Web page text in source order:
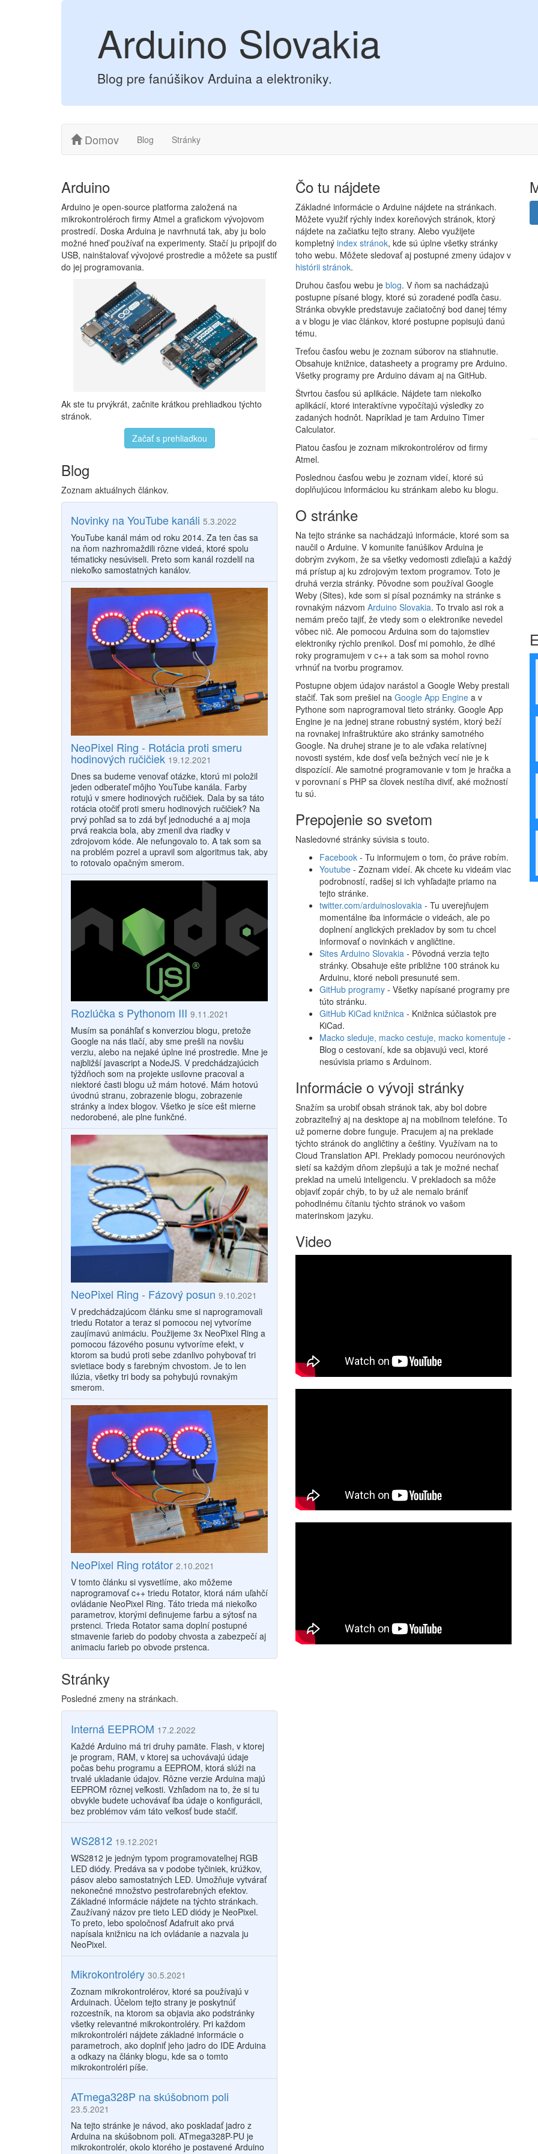
Arduino Slovakia
Blog pre fanúšikov Arduina a elektroniky.
Domov Blog Stránky
Arduino
Arduino je open-source platforma založená na
mikrokontroléroch firmy Atmel a grafickom vývojovom
prostredí. Doska Arduina je navrhnutá tak, aby ju bolo
možné hneď používať na experimenty. Stačí ju pripojiť do
USB, nainštalovať vývojové prostredie a môžete sa pustiť
do jej programovania.
Ak ste tu prvýkrát, začnite krátkou prehliadkou týchto
stránok.
Začať s prehliadkou
Blog
Zoznam aktuálnych článkov.
Novinky na YouTube kanáli 5.3.2022
YouTube kanál mám od roku 2014. Za ten čas sa
na ňom nazhromaždili rôzne videá, ktoré spolu
tématicky nesúviseli. Preto som kanál rozdelil na
niekoľko samostatných kanálov.
NeoPixel Ring - Rotácia proti smeru
hodinových ručičiek 19.12.2021
Dnes sa budeme venovať otázke, ktorú mi položil
jeden odberateľ môjho YouTube kanála. Farby
rotujú v smere hodinových ručičiek. Dala by sa táto
rotácia otočiť proti smeru hodinových ručičiek? Na
prvý pohľad sa to zdá byť jednoduché a aj moja
prvá reakcia bola, aby zmenil dva riadky v
zdrojovom kóde. Ale nefungovalo to. A tak som sa
na problém pozrel a upravil som algoritmus tak, aby
to rotovalo opačným smerom.
Rozlúčka s Pythonom III 9.11.2021
Musím sa ponáhľať s konverziou blogu, pretože
Google na nás tlačí, aby sme prešli na novšiu
verziu, alebo na nejaké úplne iné prostredie. Mne je
najbližší javascript a NodeJS. V predchádzajúcich
týždňoch som na projekte usilovne pracoval a
niektoré časti blogu už mám hotové. Mám hotovú
úvodnú stranu, zobrazenie blogu, zobrazenie
stránky a index blogov. Všetko je síce ešt mierne
nedorobené, ale plne funkčné.
NeoPixel Ring - Fázový posun 9.10.2021
V predchádzajúcom článku sme si naprogramovali
triedu Rotator a teraz si pomocou nej vytvoríme
zaujímavú animáciu. Použijeme 3x NeoPixel Ring a
pomocou fázového posunu vytvoríme efekt, v
ktorom sa budú proti sebe zdanlivo pohybovať tri
svietiace body s farebným chvostom. Je to len
ilúzia, všetky tri body sa pohybujú rovnakým
smerom.
NeoPixel Ring rotátor 2.10.2021
V tomto článku si vysvetlíme, ako môžeme
naprogramovať c++ triedu Rotator, ktorá nám uľahčí
ovládanie NeoPixel Ring. Táto trieda má niekoľko
parametrov, ktorými definujeme farbu a sýtosť na
prstenci. Trieda Rotator sama doplní postupné
stmavenie farieb do podoby chvosta a zabezpečí aj
animaciu farieb po obvode prstenca.
Stránky
Posledné zmeny na stránkach.
Interná EEPROM 17.2.2022
Každé Arduino má tri druhy pamäte. Flash, v ktorej
je program, RAM, v ktorej sa uchovávajú údaje
počas behu programu a EEPROM, ktorá slúži na
trvalé ukladanie údajov. Rôzne verzie Arduina majú
EEPROM rôznej veľkosti. Vzhľadom na to, že si tu
obvykle budete uchovávať iba údaje o konfigurácii,
bez problémov vám táto veľkosť bude stačiť.
WS2812 19.12.2021
WS2812 je jedným typom programovateľnej RGB
LED diódy. Predáva sa v podobe tyčiniek, krúžkov,
pásov alebo samostatných LED. Umožňuje vytvárať
nekonečné množstvo pestrofarebných efektov.
Základné informácie nájdete na týchto stránkach.
Zaužívaný názov pre tieto LED diódy je NeoPixel.
To preto, lebo spoločnosť Adafruit ako prvá
napísala knižnicu na ich ovládanie a nazvala ju
NeoPixel.
Mikrokontroléry 30.5.2021
Zoznam mikrokontrolérov, ktoré sa používajú v
Arduinach. Účelom tejto strany je poskytnúť
rozcestník, na ktorom sa objavia ako podstránky
všetky relevantné mikrokontroléry. Pri každom
mikrokontroléri nájdete základné informácie o
parametroch, ako doplniť jeho jadro do IDE Arduina
a odkazy na články blogu, kde sa o tomto
mikrokontroléri píše.
ATmega328P na skúšobnom poli
23.5.2021
Na tejto stránke je návod, ako poskladať jadro z
Arduina na skúšobnom poli. ATmega328P-PU je
mikrokontrolér, okolo ktorého je postavené Arduino
Čo tu nájdete
Základné informácie o Arduine nájdete na stránkach.
Môžete využiť rýchly index koreňových stránok, ktorý
nájdete na začiatku tejto strany. Alebo využijete
kompletný index stránok, kde sú úplne všetky stránky
toho webu. Môžete sledovať aj postupné zmeny údajov v
histórii stránok.
Druhou časťou webu je blog. V ňom sa nachádzajú
postupne písané blogy, ktoré sú zoradené podľa času.
Stránka obvykle predstavuje začiatočný bod danej témy
a v blogu je viac článkov, ktoré postupne popisujú danú
tému.
Treťou časťou webu je zoznam súborov na stiahnutie.
Obsahuje knižnice, datasheety a programy pre Arduino.
Všetky programy pre Arduino dávam aj na GitHub.
Štvrtou časťou sú aplikácie. Nájdete tam niekoľko
aplikácií, ktoré interaktívne vypočítajú výsledky zo
zadaných hodnôt. Napríklad je tam Arduino Timer
Calculator.
Piatou časťou je zoznam mikrokontrolérov od firmy
Atmel.
Poslednou časťou webu je zoznam videí, ktoré sú
doplňujúcou informáciou ku stránkam alebo ku blogu.
O stránke
Na tejto stránke sa nachádzajú informácie, ktoré som sa
naučil o Arduine. V komunite fanúšikov Arduina je
dobrým zvykom, že sa všetky vedomosti zdieľajú a každý
má prístup aj ku zdrojovým textom programov. Toto je
druhá verzia stránky. Pôvodne som používal Google
Weby (Sites), kde som si písal poznámky na stránke s
rovnakým názvom Arduino Slovakia. To trvalo asi rok a
nemám prečo tajiť, že vtedy som o elektronike nevedel
vôbec nič. Ale pomocou Arduina som do tajomstiev
elektroniky rýchlo prenikol. Dosť mi pomohlo, že dlhé
roky programujem v c++ a tak som sa mohol rovno
vrhnúť na tvorbu programov.
Postupne objem údajov narástol a Google Weby prestali
stačiť. Tak som prešiel na Google App Engine a v
Pythone som naprogramoval tieto stránky. Google App
Engine je na jednej strane robustný systém, ktorý beží
na rovnakej infraštruktúre ako stránky samotného
Google. Na druhej strane je to ale vďaka relatívnej
novosti systém, kde dosť veľa bežných vecí nie je k
dispozícií. Ale samotné programovanie v tom je hračka a
v porovnaní s PHP sa človek nestíha diviť, aké možností
tu sú.
Prepojenie so svetom
Nasledovné stránky súvisia s touto.
Facebook - Tu informujem o tom, čo práve robím.
Youtube - Zoznam videí. Ak chcete ku videám viac
podrobností, radšej si ich vyhľadajte priamo na
tejto stránke.
twitter.com/arduinoslovakia - Tu uverejňujem
momentálne iba informácie o videách, ale po
doplnení anglických prekladov by som tu chcel
informovať o novinkách v angličtine.
Sites Arduino Slovakia - Pôvodná verzia tejto
stránky. Obsahuje ešte približne 100 stránok ku
Arduinu, ktoré neboli presunuté sem.
GitHub programy - Všetky napísané programy pre
túto stránku.
GitHub KiCad knižnica - Knižnica súčiastok pre
KiCad.
Macko sleduje, macko cestuje, macko komentuje -
Blog o cestovaní, kde sa objavujú veci, ktoré
nesúvisia priamo s Arduinom.
Informácie o vývoji stránky
Snažím sa urobiť obsah stránok tak, aby bol dobre
zobraziteľný aj na desktope aj na mobilnom telefóne. To
už pomerne dobre funguje. Pracujem aj na preklade
týchto stránok do angličtiny a češtiny. Využívam na to
Cloud Translation API. Preklady pomocou neurónových
sietí sa každým dňom zlepšujú a tak je možné nechať
preklad na umelú inteligenciu. V prekladoch sa môže
objaviť zopár chýb, to by už ale nemalo brániť
pohodlnému čítaniu týchto stránok vo vašom
materinskom jazyku.
Video